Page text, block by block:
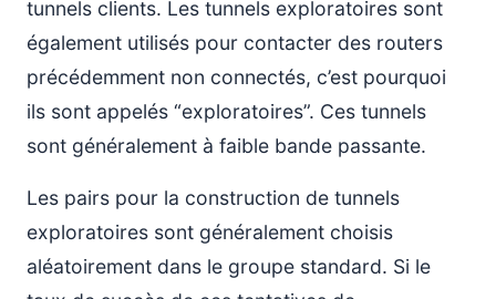
tunnels clients. Les tunnels exploratoires sont
également utilisés pour contacter des routers
précédemment non connectés, c’est pourquoi
ils sont appelés “exploratoires”. Ces tunnels
sont généralement à faible bande passante.
Les pairs pour la construction de tunnels
exploratoires sont généralement choisis
aléatoirement dans le groupe standard. Si le